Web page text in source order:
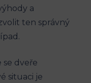
a
ten správný
se dveře
situaci je